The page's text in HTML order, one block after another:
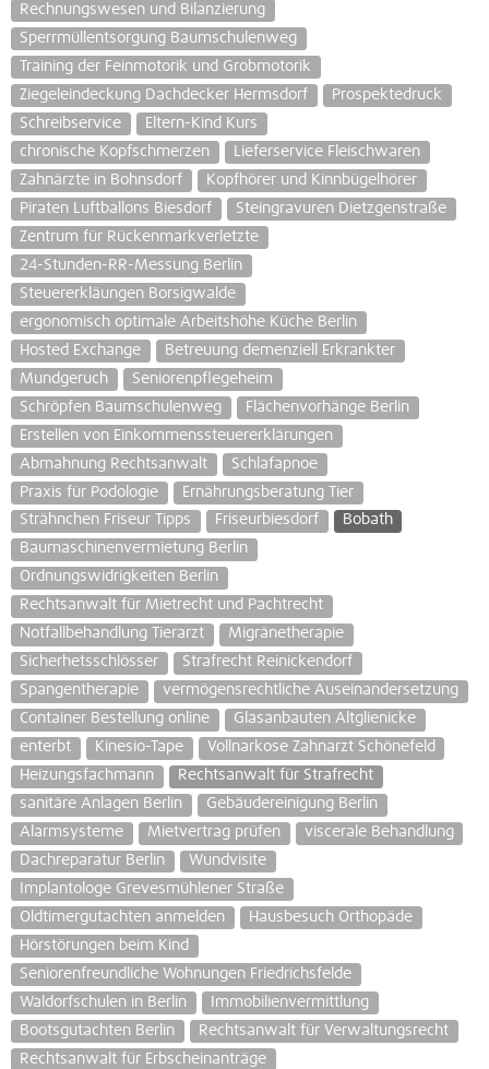
Rechnungswesen und Bilanzierung
Sperrmüllentsorgung Baumschulenweg
Training der Feinmotorik und Grobmotorik
Ziegeleindeckung Dachdecker Hermsdorf
Prospektedruck
Schreibservice
Eltern-Kind Kurs
chronische Kopfschmerzen
Lieferservice Fleischwaren
Zahnärzte in Bohnsdorf
Kopfhörer und Kinnbügelhörer
Piraten Luftballons Biesdorf
Steingravuren Dietzgenstraße
Zentrum für Rückenmarkverletzte
24-Stunden-RR-Messung Berlin
Steuererkläungen Borsigwalde
ergonomisch optimale Arbeitshöhe Küche Berlin
Hosted Exchange
Betreuung demenziell Erkrankter
Mundgeruch
Seniorenpflegeheim
Schröpfen Baumschulenweg
Flächenvorhänge Berlin
Erstellen von Einkommenssteuererklärungen
Abmahnung Rechtsanwalt
Schlafapnoe
Praxis für Podologie
Ernährungsberatung Tier
Strähnchen Friseur Tipps
Friseurbiesdorf
Bobath
Baumaschinenvermietung Berlin
Ordnungswidrigkeiten Berlin
Rechtsanwalt für Mietrecht und Pachtrecht
Notfallbehandlung Tierarzt
Migränetherapie
Sicherhetsschlösser
Strafrecht Reinickendorf
Spangentherapie
vermögensrechtliche Auseinandersetzung
Container Bestellung online
Glasanbauten Altglienicke
enterbt
Kinesio-Tape
Vollnarkose Zahnarzt Schönefeld
Heizungsfachmann
Rechtsanwalt für Strafrecht
sanitäre Anlagen Berlin
Gebäudereinigung Berlin
Alarmsysteme
Mietvertrag prüfen
viscerale Behandlung
Dachreparatur Berlin
Wundvisite
Implantologe Grevesmühlener Straße
Oldtimergutachten anmelden
Hausbesuch Orthopäde
Hörstörungen beim Kind
Seniorenfreundliche Wohnungen Friedrichsfelde
Waldorfschulen in Berlin
Immobilienvermittlung
Bootsgutachten Berlin
Rechtsanwalt für Verwaltungsrecht
Rechtsanwalt für Erbscheinanträge